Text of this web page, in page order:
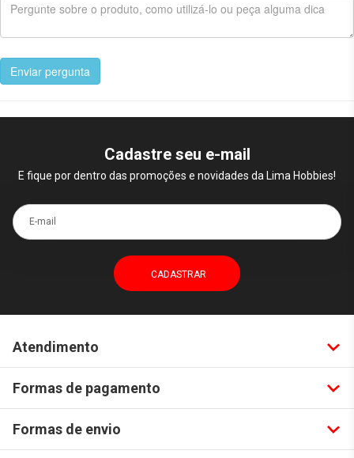
Enviar pergunta
Cadastre seu e-mail
E fique por dentro das promoções e novidades da Lima Hobbies!
E-mail
Atendimento
Formas de pagamento
Formas de envio